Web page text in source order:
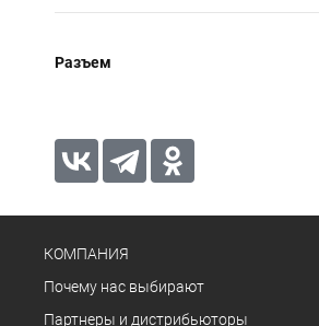
Разъем
КОМПАНИЯ
Почему нас выбирают
Партнеры и дистрибьюторы